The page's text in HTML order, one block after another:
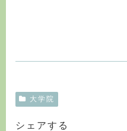
大学院
シェアする